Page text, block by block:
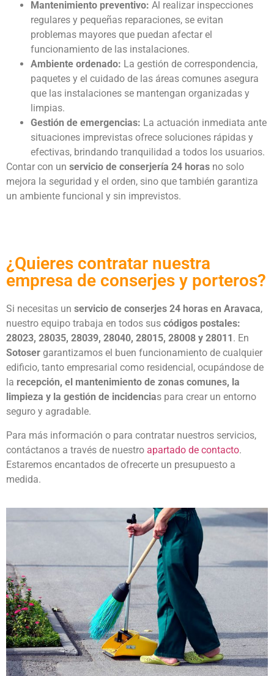
Mantenimiento preventivo: Al realizar inspecciones
regulares y pequeñas reparaciones, se evitan
problemas mayores que puedan afectar el
funcionamiento de las instalaciones.
Ambiente ordenado: La gestión de correspondencia,
paquetes y el cuidado de las áreas comunes asegura
que las instalaciones se mantengan organizadas y
limpias.
Gestión de emergencias: La actuación inmediata ante
situaciones imprevistas ofrece soluciones rápidas y
efectivas, brindando tranquilidad a todos los usuarios.
Contar con un servicio de conserjería 24 horas no solo
mejora la seguridad y el orden, sino que también garantiza
un ambiente funcional y sin imprevistos.
¿Quieres contratar nuestra
empresa de conserjes y porteros?
Si necesitas un servicio de conserjes 24 horas en Aravaca,
nuestro equipo trabaja en todos sus códigos postales:
28023, 28035, 28039, 28040, 28015, 28008 y 28011 . En
Sotoser garantizamos el buen funcionamiento de cualquier
edificio, tanto empresarial como residencial, ocupándose de
la recepción, el mantenimiento de zonas comunes, la
limpieza y la gestión de incidencias para crear un entorno
seguro y agradable.
Para más información o para contratar nuestros servicios,
contáctanos a través de nuestro apartado de contacto.
Estaremos encantados de ofrecerte un presupuesto a
medida.